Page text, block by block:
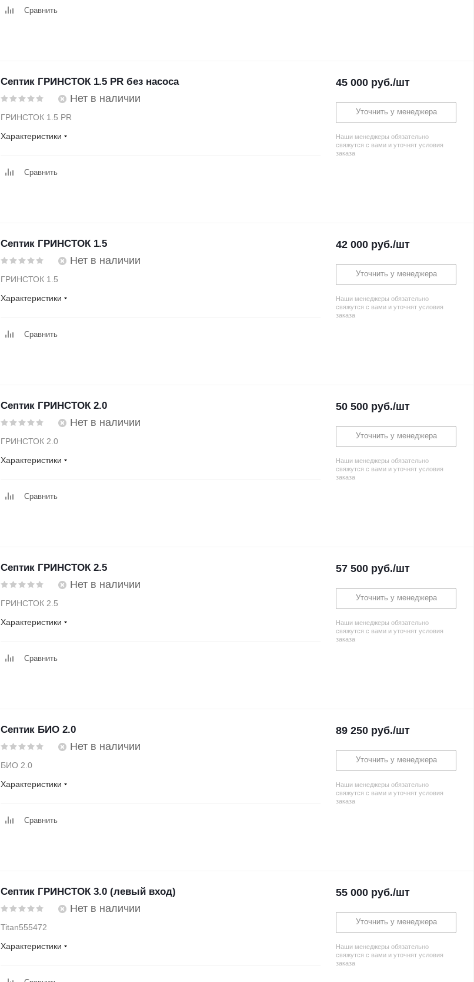
Сравнить
Септик ГРИНСТОК 1.5 PR без насоса
Нет в наличии
ГРИНСТОК 1.5 PR
Характеристики
Сравнить
45 000 руб./шт
Уточнить у менеджера
Наши менеджеры обязательно
свяжутся с вами и уточнят условия
заказа
Септик ГРИНСТОК 1.5
Нет в наличии
ГРИНСТОК 1.5
Характеристики
Сравнить
42 000 руб./шт
Уточнить у менеджера
Наши менеджеры обязательно
свяжутся с вами и уточнят условия
заказа
Септик ГРИНСТОК 2.0
Нет в наличии
ГРИНСТОК 2.0
Характеристики
Сравнить
50 500 руб./шт
Уточнить у менеджера
Наши менеджеры обязательно
свяжутся с вами и уточнят условия
заказа
Септик ГРИНСТОК 2.5
Нет в наличии
ГРИНСТОК 2.5
Характеристики
Сравнить
57 500 руб./шт
Уточнить у менеджера
Наши менеджеры обязательно
свяжутся с вами и уточнят условия
заказа
Септик БИО 2.0
Нет в наличии
БИО 2.0
Характеристики
Сравнить
89 250 руб./шт
Уточнить у менеджера
Наши менеджеры обязательно
свяжутся с вами и уточнят условия
заказа
Септик ГРИНСТОК 3.0 (левый вход)
Нет в наличии
Titan555472
Характеристики
55 000 руб./шт
Уточнить у менеджера
Наши менеджеры обязательно
свяжутся с вами и уточнят условия
заказа